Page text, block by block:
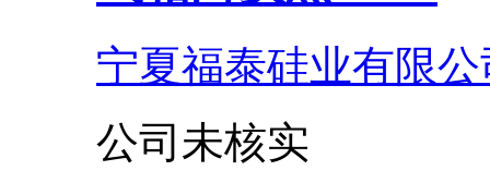
宁夏福泰硅业有限公
公司未核实